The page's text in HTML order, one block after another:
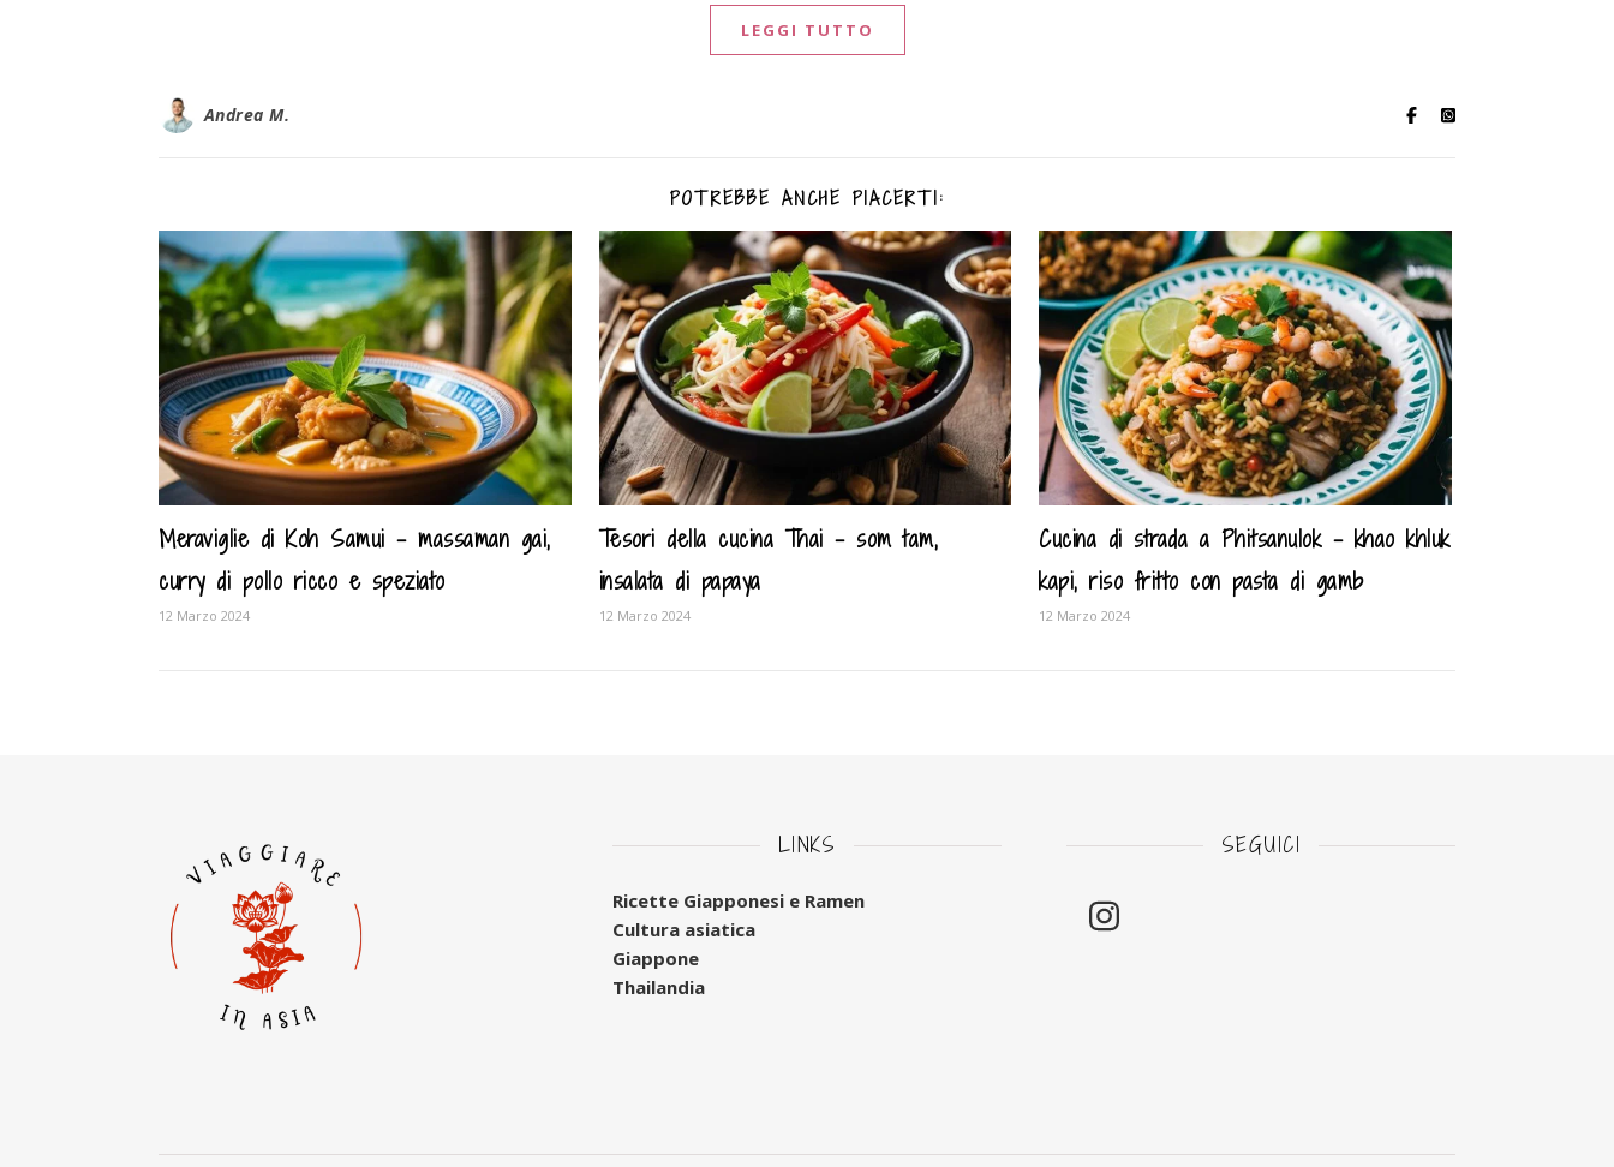
LEGGI TUTTO
Andrea M.
POTREBBE ANCHE PIACERTI:
Meraviglie di Koh Samui – massaman gai,
curry di pollo ricco e speziato
12 Marzo 2024
Tesori della cucina Thai – som tam,
insalata di papaya
12 Marzo 2024
Cucina di strada a Phitsanulok – khao khluk
kapi, riso fritto con pasta di gamb
12 Marzo 2024
LINKS
Ricette Giapponesi e Ramen
Cultura asiatica
Giappone
Thailandia
SEGUICI